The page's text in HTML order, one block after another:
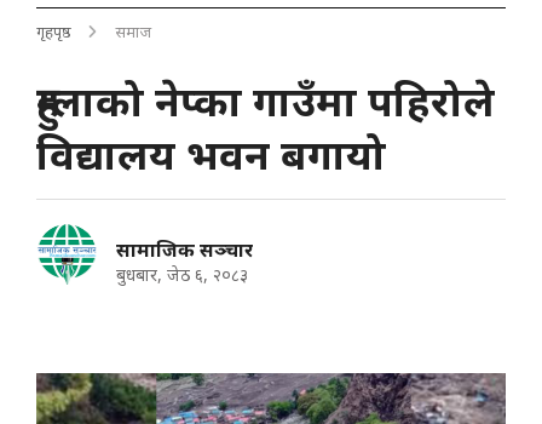
गृहपृष्ठ समाज
हुम्लाको नेप्का गाउँमा पहिरोले
विद्यालय भवन बगायो
सामाजिक सञ्चार
बुधबार, जेठ ६, २०८३